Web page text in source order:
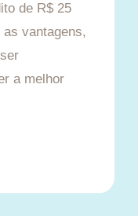
de R$ 25
vantagens,
a melhor